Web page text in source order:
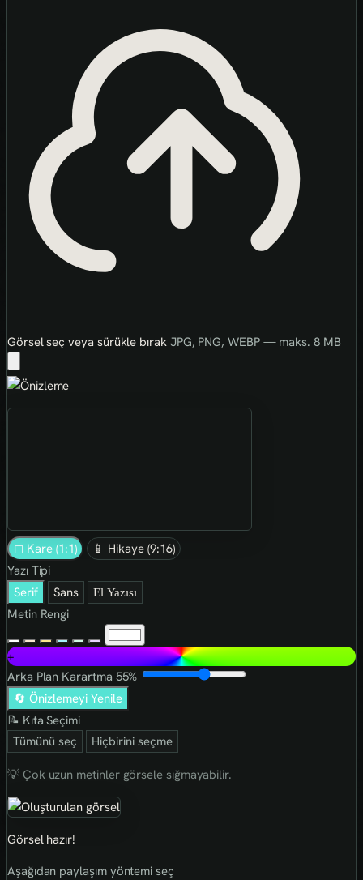
Görsel seç veya sürükle bırak JPG, PNG, WEBP — maks. 8 MB
◻ Kare (1:1)
📱 Hikaye (9:16)
Yazı Tipi
Serif
Sans El Yazısı
Metin Rengi
+
Arka Plan Karartma 55%
🔄 Önizlemeyi Yenile
📝 Kıta Seçimi
Tümünü seç
Hiçbirini seçme
💡 Çok uzun metinler görsele sığmayabilir.
Görsel hazır!
Aşağıdan paylaşım yöntemi seç